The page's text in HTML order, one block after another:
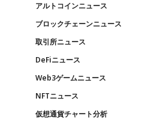
アルトコインニュース
ブロックチェーンニュース
取引所ニュース
DeFiニュース
Web3ゲームニュース
NFTニュース
仮想通貨チャート分析